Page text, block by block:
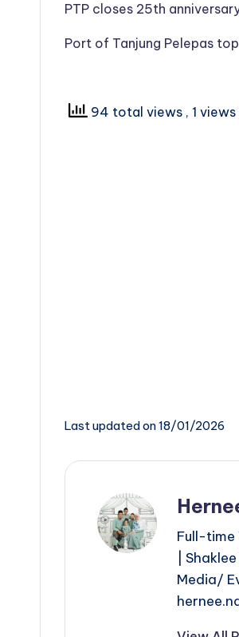
PTP closes 25th
Port of Tanjung Pelepas
94 total views , 1
Last updated on 18/01/2026
Full-time
|
Media/